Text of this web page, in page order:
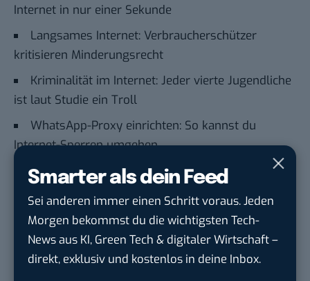
Smarter als dein Feed
Sei anderen immer einen Schritt voraus. Jeden
Morgen bekommst du die wichtigsten Tech-
News aus KI, Green Tech & digitaler Wirtschaft –
direkt, exklusiv und kostenlos in deine Inbox.
Internet in nur einer Sekunde
Langsames Internet: Verbraucherschützer
kritisieren Minderungsrecht
Kriminalität im Internet: Jeder vierte Jugendliche
ist laut Studie ein Troll
WhatsApp-Proxy einrichten: So kannst du
Internet-Sperren umgehen
geht? Über 12.000 smarte Leser bekommen jeden
Tag UPDATE, unser Tech-Briefing mit den
wichtigsten News des Tages – und sichern sich